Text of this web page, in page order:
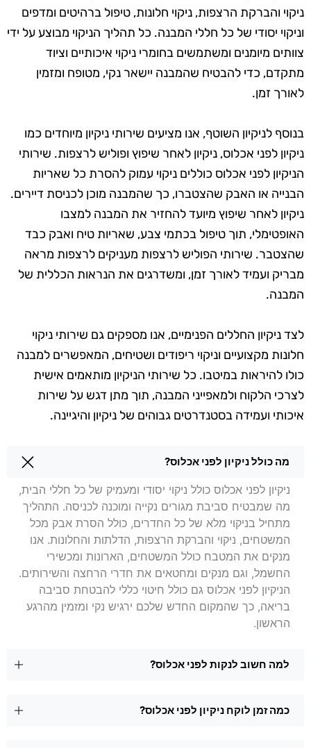
ניקוי והברקת הרצפות, ניקוי חלונות, טיפול ברהיטים ומדפים
וניקוי יסודי של כל חללי המבנה. כל תהליך הניקוי מבוצע על ידי
צוותים מיומנים ומשתמשים בחומרי ניקוי איכותיים וציוד
מתקדם, כדי להבטיח שהמבנה יישאר נקי, מטופח ומזמין
לאורך זמן.
בנוסף לניקיון השוטף, אנו מציעים שירותי ניקיון מיוחדים כמו
ניקיון לפני אכלוס, ניקיון לאחר שיפוץ ופוליש לרצפות. שירותי
הניקיון לפני אכלוס כוללים ניקוי עמוק להסרת כל שאריות
הבנייה או האבק שהצטברו, כך שהמבנה מוכן לכניסת דיירים.
ניקיון לאחר שיפוץ מיועד להחזיר את המבנה למצבו
האופטימלי, תוך טיפול בכתמי צבע, שאריות טיח ואבק כבד
שהצטבר. שירותי הפוליש לרצפות מעניקים לרצפות מראה
מבריק ועמיד לאורך זמן, ומשדרגים את הנראות הכללית של
המבנה.
לצד ניקיון החללים הפנימיים, אנו מספקים גם שירותי ניקוי
חלונות מקצועיים וניקוי ריפודים ושטיחים, המאפשרים למבנה
כולו להיראות במיטבו. כל שירותי הניקיון מותאמים אישית
לצרכי הלקוח ולמאפייני המבנה, תוך מתן דגש על שירות
איכותי ועמידה בסטנדרטים גבוהים של ניקיון והיגיינה.
שאלות בנושא ניקיון לפני אכלוס בבת ים
מה כולל ניקיון לפני אכלוס?
ניקיון לפני אכלוס כולל ניקוי יסודי ומעמיק של כל חללי הבית,
מה שמבטיח סביבת מגורים נקייה ומוכנה לכניסה. התהליך
מתחיל בניקוי מלא של כל החדרים, כולל הסרת אבק מכל
המשטחים, ניקוי והברקת הרצפות, הדלתות והחלונות. אנו
מנקים את המטבח כולל המשטחים, הארונות ומכשירי
החשמל, וגם מנקים ומחטאים את חדרי הרחצה והשירותים.
הניקיון לפני אכלוס גם כולל חיטוי כללי להבטחת סביבה
בריאה, כך שהמקום החדש שלכם ירגיש נקי ומזמין מהרגע
הראשון.
למה חשוב לנקות לפני אכלוס?
כמה זמן לוקח ניקיון לפני אכלוס?